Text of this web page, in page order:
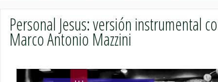
Personal Jesus: versión instrumental
Marco Antonio Mazzini